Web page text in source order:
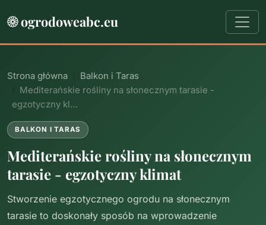
ogrodoweabc.eu
Strona główna
Balkon i Taras
Mediterańskie rośliny na słonecznym tarasie -
egzotyczny kl…
BALKON I TARAS
Mediterańskie rośliny na słonecznym
tarasie - egzotyczny klimat
Stworzenie egzotycznego ogrodu na słonecznym
tarasie to doskonały sposób na wprowadzenie